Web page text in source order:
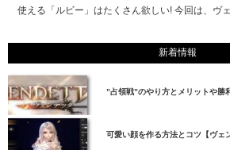
使える「ルビー」はたくさん欲しい! 今回は、ヴ
新着情報
”占領戦”のやり方とメリットや勝
可愛い顔を作る方法とコツ【ヴェ